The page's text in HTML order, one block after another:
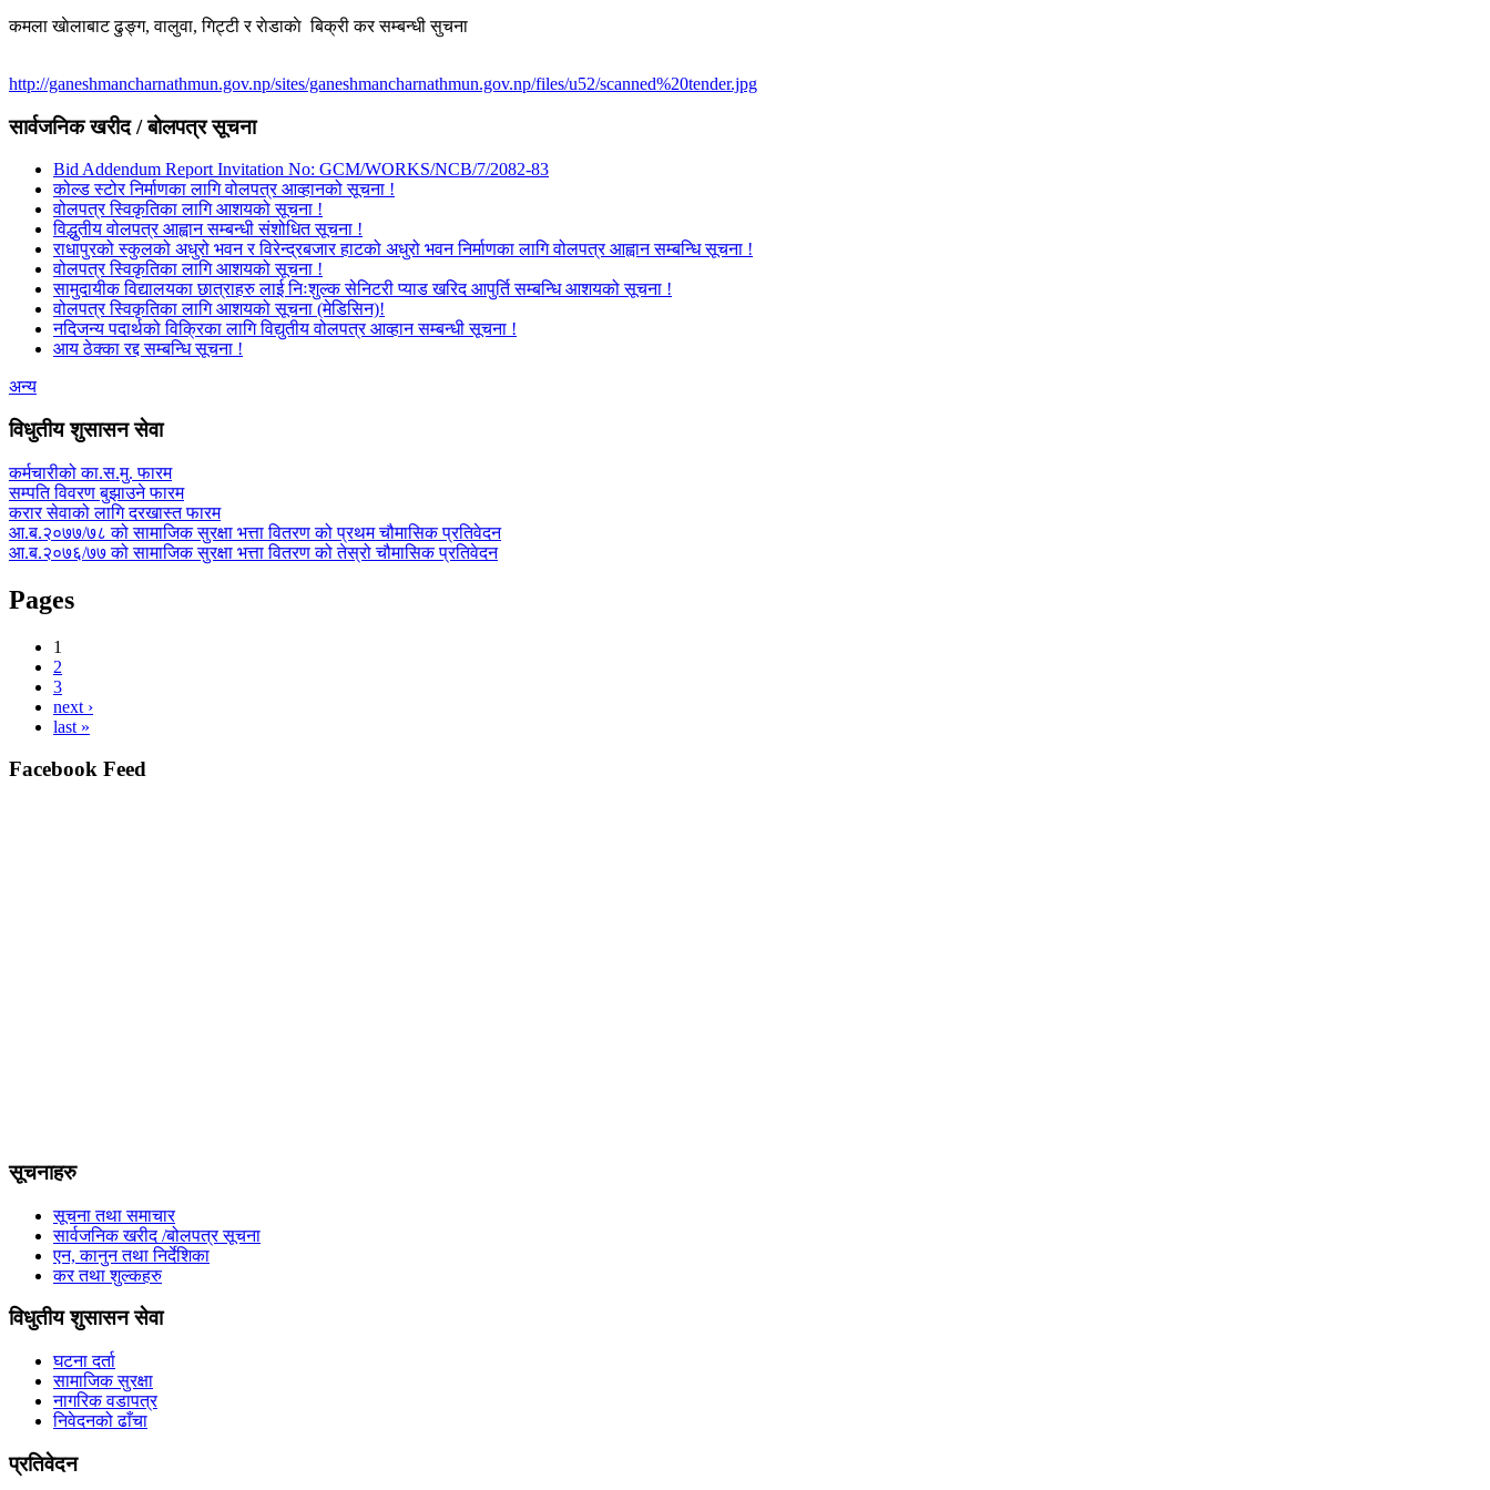
कमला खाेलाबाट ढु‌ङ्ग, वालुवा, गिट्टी र राेडाकाे बिक्री कर सम्बन्धी सुचना
http://ganeshmancharnathmun.gov.np/sites/ganeshmancharnathmun.gov.np/files/u52/scanned%20tender.jpg
सार्वजनिक खरीद / बोलपत्र सूचना
Bid Addendum Report Invitation No: GCM/WORKS/NCB/7/2082-83
कोल्ड स्टोर निर्माणका लागि वोलपत्र आव्हानको सूचना !
वोलपत्र स्विकृतिका लागि आशयको सूचना !
विद्धुतीय वोलपत्र आह्वान सम्बन्धी संशोधित सूचना !
राधापुरको स्कुलको अधुरो भवन र विरेन्द्रबजार हाटको अधुरो भवन निर्माणका लागि वोलपत्र आह्वान सम्बन्धि सूचना !
वोलपत्र स्विकृतिका लागि आशयको सूचना !
सामुदायीक विद्यालयका छात्राहरु लाई निःशुल्क सेनिटरी प्याड खरिद आपुर्ति सम्बन्धि आशयको सूचना !
वोलपत्र स्विकृतिका लागि आशयको सूचना (मेडिसिन)!
नदिजन्य पदार्थको विक्रिका लागि विद्युतीय वोलपत्र आव्हान सम्बन्धी सूचना !
आय ठेक्का रद्द सम्बन्धि सूचना !
अन्य
विधुतीय शुसासन सेवा
कर्मचारीको का.स.मु. फारम
सम्पति विवरण बुझाउने फारम
करार सेवाको लागि दरखास्त फारम
आ.ब.२०७७/७८ को सामाजिक सुरक्षा भत्ता वितरण को प्रथम चौमासिक प्रतिवेदन
आ.ब.२०७६/७७ को सामाजिक सुरक्षा भत्ता वितरण को तेस्रो चौमासिक प्रतिवेदन
Pages
1
2
3
next ›
last »
Facebook Feed
सूचनाहरु
सूचना तथा समाचार
सार्वजनिक खरीद /बोलपत्र सूचना
एन, कानुन तथा निर्देशिका
कर तथा शुल्कहरु
विधुतीय शुसासन सेवा
घटना दर्ता
सामाजिक सुरक्षा
नागरिक वडापत्र
निवेदनको ढाँचा
प्रतिवेदन